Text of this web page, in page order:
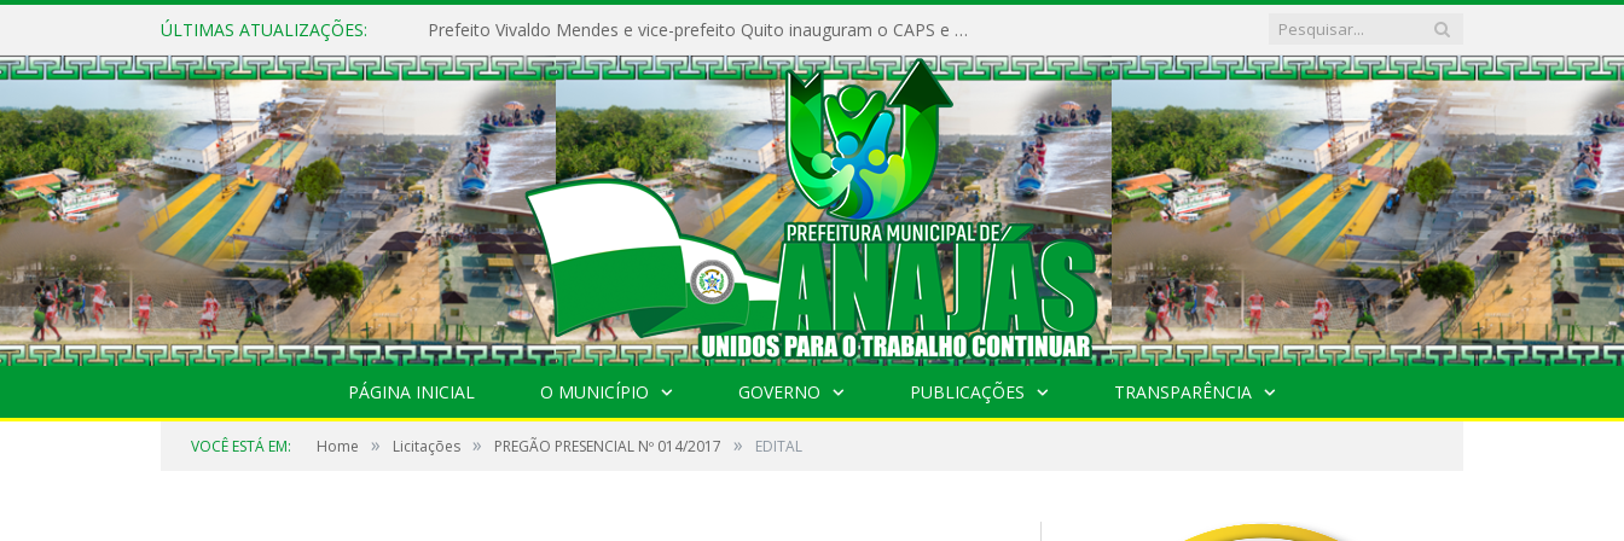
ÚLTIMAS ATUALIZAÇÕES: Prefeito Vivaldo Mendes e vice-prefeito Quito inauguram o CAPS e fortalecem a saúde pública em Anajás.
PÁGINA INICIAL O MUNICÍPIO GOVERNO PUBLICAÇÕES TRANSPARÊNCIA
VOCÊ ESTÁ EM: Home » Licitações » PREGÃO PRESENCIAL Nº 014/2017 » EDITAL